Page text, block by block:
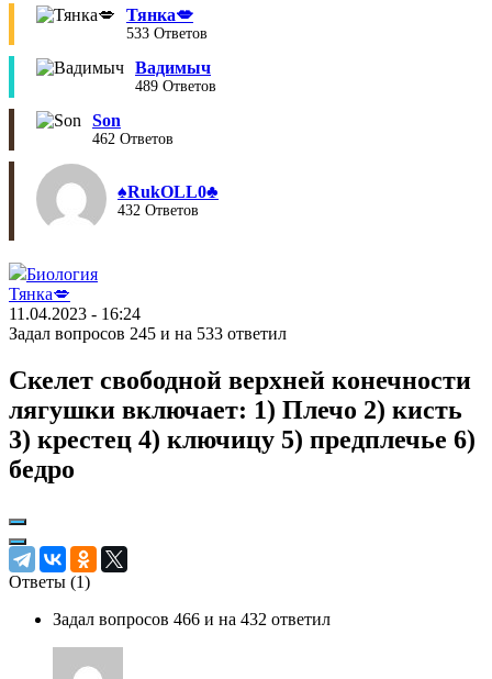
Тянка💋
533 Ответов
Вадимыч
489 Ответов
Son
462 Ответов
♠︎RukOLL0♣︎
432 Ответов
Биология
Тянка💋
11.04.2023 - 16:24
Задал вопросов 245 и на 533 ответил
Скелет свободной верхней конечности
лягушки включает: 1) Плечо 2) кисть
3) крестец 4) ключицу 5) предплечье 6)
бедро
Ответы (1)
Задал вопросов 466 и на 432 ответил